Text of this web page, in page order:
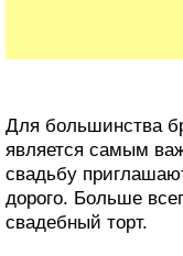
Для большинства
является самым
свадьбу
дорого. Больше
свадебный торт.